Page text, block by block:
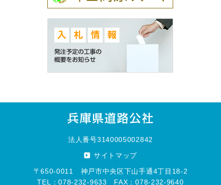
法人番号3140005002842
サイトマップ
〒650-0011 神戸市中央区下山手通4丁目18-2
TEL：078-232-9633 FAX：078-232-9640